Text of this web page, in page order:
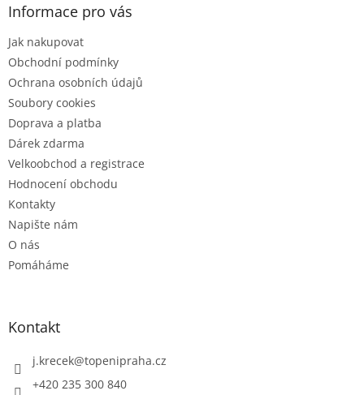
Informace pro vás
Jak nakupovat
Obchodní podmínky
Ochrana osobních údajů
Soubory cookies
Doprava a platba
Dárek zdarma
Velkoobchod a registrace
Hodnocení obchodu
Kontakty
Napište nám
O nás
Pomáháme
Kontakt
j.krecek@topenipraha.cz
+420 235 300 840